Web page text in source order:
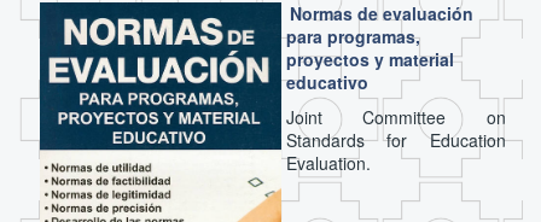
Normas de evaluación
para programas,
proyectos y material
educativo
Joint Committee on
Standards for Education
Evaluation.